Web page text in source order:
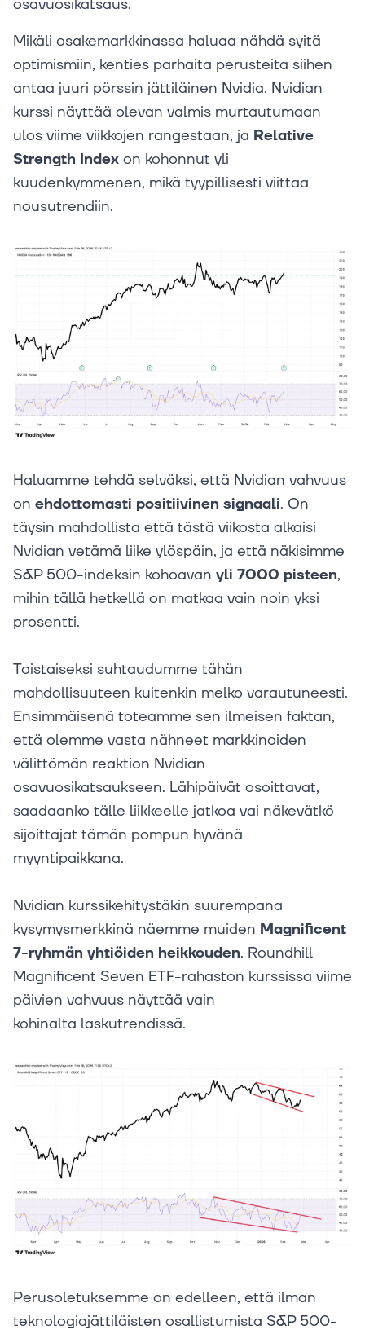
osavuosikatsaus.
Mikäli osakemarkkinassa haluaa nähdä syitä
optimismiin, kenties parhaita perusteita siihen
antaa juuri pörssin jättiläinen Nvidia. Nvidian
kurssi näyttää olevan valmis murtautumaan
ulos viime viikkojen rangestaan, ja Relative
Strength Index on kohonnut yli
kuudenkymmenen, mikä tyypillisesti viittaa
nousutrendiin.
Haluamme tehdä selväksi, että Nvidian vahvuus
on ehdottomasti positiivinen signaali. On
täysin mahdollista että tästä viikosta alkaisi
Nvidian vetämä liike ylöspäin, ja että näkisimme
S&P 500-indeksin kohoavan yli 7000 pisteen,
mihin tällä hetkellä on matkaa vain noin yksi
prosentti.
Toistaiseksi suhtaudumme tähän
mahdollisuuteen kuitenkin melko varautuneesti.
Ensimmäisenä toteamme sen ilmeisen faktan,
että olemme vasta nähneet markkinoiden
välittömän reaktion Nvidian
osavuosikatsaukseen. Lähipäivät osoittavat,
saadaanko tälle liikkeelle jatkoa vai näkevätkö
sijoittajat tämän pompun hyvänä
myyntipaikkana.
Nvidian kurssikehitystäkin suurempana
kysymysmerkkinä näemme muiden Magnificent
7-ryhmän yhtiöiden heikkouden. Roundhill
Magnificent Seven ETF-rahaston kurssissa viime
päivien vahvuus näyttää vain
kohinalta laskutrendissä.
Perusoletuksemme on edelleen, että ilman
teknologiajättiläisten osallistumista S&P 500-